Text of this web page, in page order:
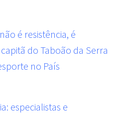
é resistência, é
do Taboão da Serra
no País
especialistas e